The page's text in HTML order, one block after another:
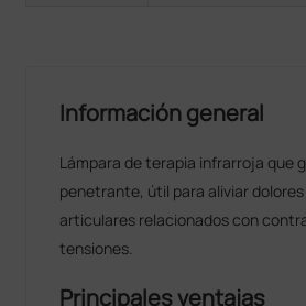
Información general
Lámpara de terapia infrarroja que
penetrante, útil para aliviar
articulares relacionados con
tensiones.
Principales ventajas